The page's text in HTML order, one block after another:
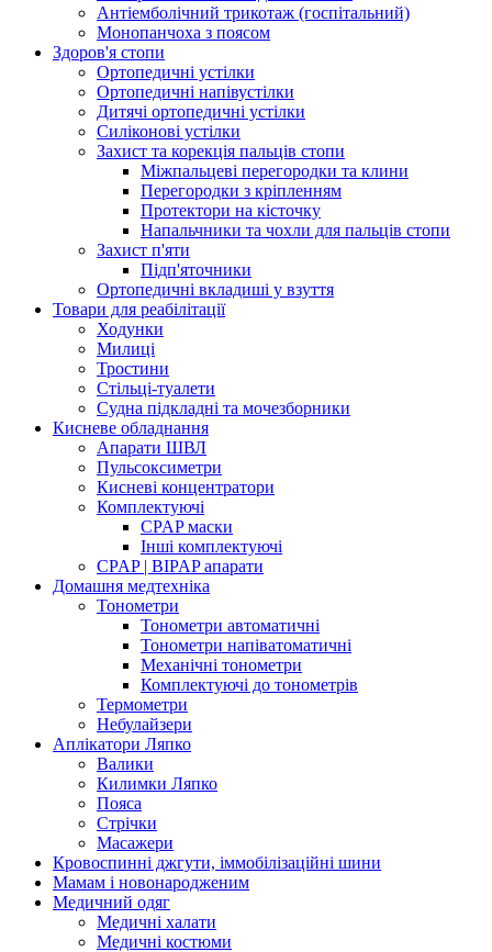
Антіемболічний трикотаж (госпітальний)
Монопанчоха з поясом
Здоров'я стопи
Ортопедичні устілки
Ортопедичні напівустілки
Дитячі ортопедичні устілки
Силіконові устілки
Захист та корекція пальців стопи
Міжпальцеві перегородки та клини
Перегородки з кріпленням
Протектори на кісточку
Напальчники та чохли для пальців стопи
Захист п'яти
Підп'яточники
Ортопедичні вкладиші у взуття
Товари для реабілітації
Ходунки
Милиці
Тростини
Стільці-туалети
Судна підкладні та мочезборники
Кисневе обладнання
Апарати ШВЛ
Пульсоксиметри
Кисневі концентратори
Комплектуючі
CPAP маски
Інші комплектуючі
CPAP | BIPAP апарати
Домашня медтехніка
Тонометри
Тонометри автоматичні
Тонометри напіватоматичні
Механічні тонометри
Комплектуючі до тонометрів
Термометри
Небулайзери
Аплікатори Ляпко
Валики
Килимки Ляпко
Пояса
Стрічки
Масажери
Кровоспинні джгути, іммобілізаційні шини
Мамам і новонародженим
Медичний одяг
Медичні халати
Медичні костюми